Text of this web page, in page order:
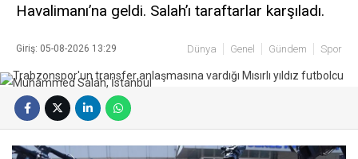
Havalimanı’na geldi. Salah’ı taraftarlar karşıladı.
Giriş: 05-08-2026 13:29 Dünya Genel Gündem Spor